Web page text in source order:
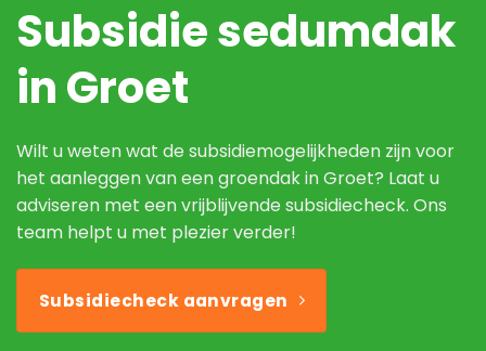
Subsidie sedumdak
in Groet
Wilt u weten wat de subsidiemogelijkheden zijn voor
het aanleggen van een groendak in Groet? Laat u
adviseren met een vrijblijvende subsidiecheck. Ons
team helpt u met plezier verder!
Subsidiecheck aanvragen